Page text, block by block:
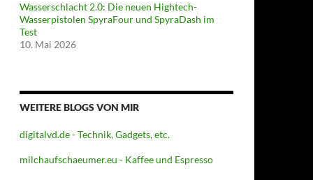
Wasserschlacht 2.0: Die neuen Hightech-
Wasserpistolen SpyraFour und SpyraDash im
Test
10. Mai 2026
WEITERE BLOGS VON MIR
digitalvd.de - Technik, Gadgets, etc.
milchaufschaeumer.eu - Kaffee und Espresso